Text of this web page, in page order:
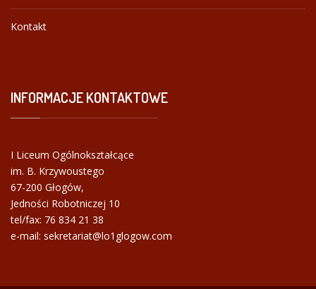
Kontakt
INFORMACJEKONTAKTOWE
I Liceum Ogólnokształcące
im. B. Krzywoustego
67-200 Głogów,
Jedności Robotniczej 10
tel/fax: 76 834 21 38
e-mail: sekretariat@lo1glogow.com